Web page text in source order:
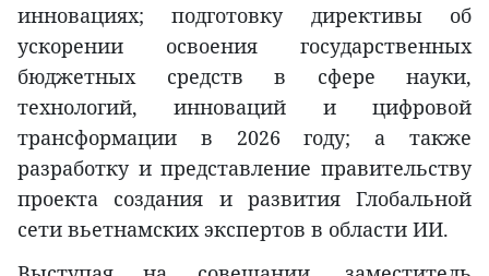
инновациях; подготовку директивы об
ускорении освоения государственных
бюджетных средств в сфере науки,
технологий, инноваций и цифровой
трансформации в 2026 году; а также
разработку и представление правительству
проекта создания и развития Глобальной
сети вьетнамских экспертов в области ИИ.